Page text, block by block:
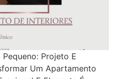
Projeto E
Um Apartamento